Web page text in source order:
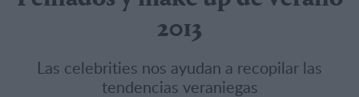
2013
Las celebrities nos ayudan a recopilar las
tendencias veraniegas